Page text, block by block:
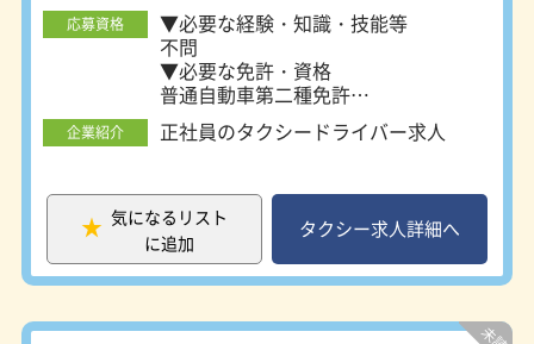
応募資格
▼必要な経験・知識・技能等
不問
▼必要な免許・資格
普通自動車第二種免許
必須
二種免許養成あり（条件付き）
企業紹介 正社員のタクシードライバー求人
気になるリスト
に追加
タクシー求人詳細へ